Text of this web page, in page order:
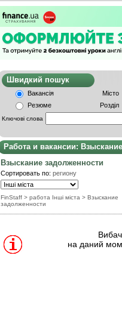
Швидкий
Вакансія
Місто
Резюме
Розділ
Ключові слова
Работа и вакансии:
Взыскание задолженности
Сортировать по: региону
FinStaff > работа Інші міста > Взыскание
задолженности
на даний